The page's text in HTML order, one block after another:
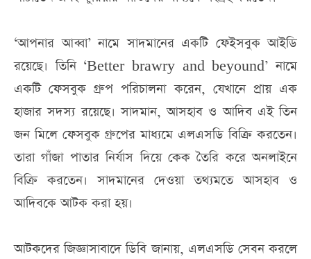
‘আপনার আব্বা’ নামে সাদমানের একটি ফেইসবুক আইডি
রয়েছে। তিনি ‘Better brawry and beyound’ নামে
একটি ফেসবুক গ্রুপ পরিচালনা করেন, যেখানে প্রায় এক
হাজার সদস্য রয়েছে। সাদমান, আসহাব ও আদিব এই তিন
জন মিলে ফেসবুক গ্রুপের মাধ্যমে এলএসডি বিক্রি করতেন।
তারা গাঁজা পাতার নির্যাস দিয়ে কেক তৈরি করে অনলাইনে
বিক্রি করতেন। সাদমানের দেওয়া তথ্যমতে আসহাব ও
আদিবকে আটক করা হয়।
আটকদের জিজ্ঞাসাবাদে ডিবি জানায়, এলএসডি সেবন করলে